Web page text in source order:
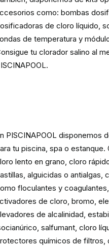
como: bombas
de cloro líquido,
de temperatura y
tu clorador salino al
PISCINAPOOL disponemos
tu piscina, spa o
lento en grano, cloro
alguicidas o
floculantes y
de cloro, bromo,
de alcalinidad,
salfumant, cloro
químicos de filtros,